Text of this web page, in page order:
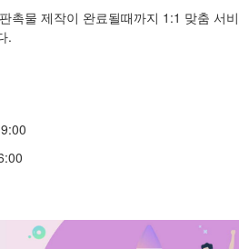
촉물 제작이 완료될때까지 1:1 맞춤 서비
.